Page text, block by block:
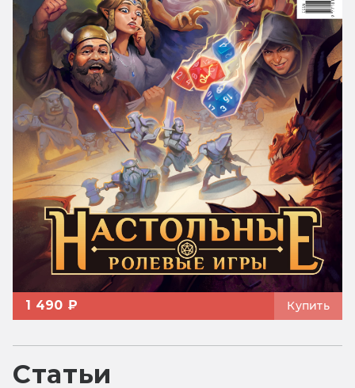
1 490 ₽ Купить
Статьи